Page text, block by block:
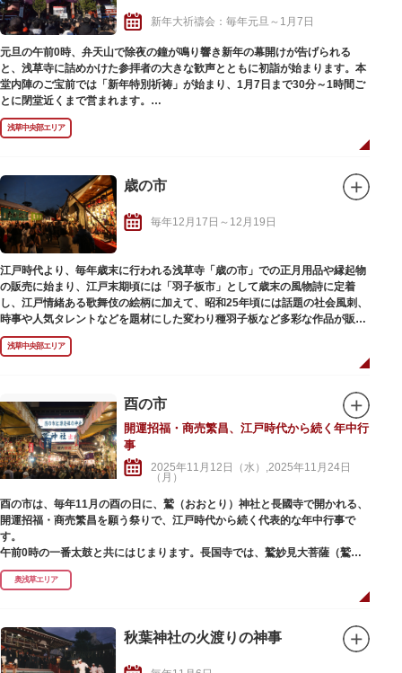
新年大祈禱会：毎年元旦～1月7日
元旦の午前0時、弁天山で除夜の鐘が鳴り響き新年の幕開けが告げられる
と、浅草寺に詰めかけた参拝者の大きな歓声とともに初詣が始まります。本
堂内陣のご宝前では「新年特別祈祷」が始まり、1月7日まで30分～1時間ご
とに閉堂近くまで営まれます。
華やかな正月飾りで彩られた仲見世通りも、初詣ならではの見どころのひと
つ。江戸時代から続くおみくじで新年の運勢を占ったり、自分や大切な人の
ために御守や開運厄除札を授与いただいたり、新たな年の幸せを祈ってお参
※浅草寺の境内は24時間自由に入退門できますが、本堂やその他の建造物に
は開閉門時間があります。例年、多くの参詣者が見込まれる元旦～3日には
境内の参拝順路が設けられ、入場規制が行われます。山門である雷門を入口
として仲見世通りが一方通行となり、途中の路地からの参列はできなくなり
ますのでご注意ください。加えて、周辺の道路では交通規制が実施され、車
両通行禁止となる区間がありますので、併せてこちらも注意が必要です。な
お、公式サイトでは、境内のライブカメラ映像を公開しており、事前に混雑
状況を確認することができます。
浅草中央部エリア
歳の市
毎年12月17日～12月19日
江戸時代より、毎年歳末に行われる浅草寺「歳の市」での正月用品や縁起物
の販売に始まり、江戸末期頃には「羽子板市」として歳末の風物詩に定着
し、江戸情緒ある歌舞伎の絵柄に加えて、昭和25年頃には話題の社会風刺、
時事や人気タレントなどを題材にした変わり種羽子板など多彩な作品が販売
されます。
浅草中央部エリア
酉の市
開運招福・商売繁昌、江戸時代から続く年中行
事
2025年11月12日（水）,2025年11月24日
（月）
酉の市は、毎年11月の酉の日に、鷲（おおとり）神社と長國寺で開かれる、
開運招福・商売繁昌を願う祭りで、江戸時代から続く代表的な年中行事で
す。
午前0時の一番太鼓と共にはじまります。長国寺では、鷲妙見大菩薩（鷲大
明神・おとりさま）を安置する厨子の扉が開かれ、住職が宝剣を振り本堂内
を浄め、白装束の僧侶たち（祈祷師）が参詣者全員の開運招福と無病息災を
祈祷、熊手商の「イョ！お手を拝借」の音頭で、参詣者全員で開運手締め、
境内は熊手、八ツ頭芋、お多福の面などの縁起物を扱う店舗や露店が立ち並
びます。運を開いて福を呼び込む熊手御守は、「かっこめ」「はっこめ」と
奥浅草エリア
秋葉神社の火渡りの神事